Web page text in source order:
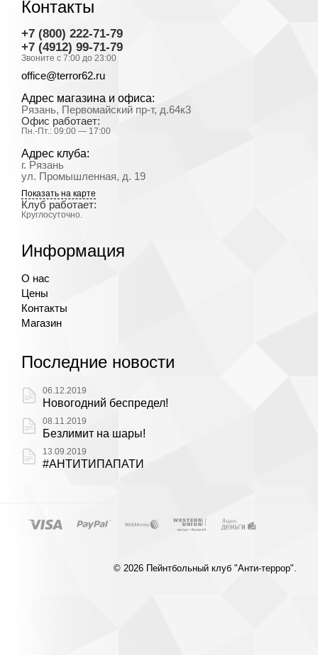
Контакты
+7 (800) 222-71-79
+7 (4912) 99-71-79
Звоните с 7:00 до 23:00
office@terror62.ru
Адрес магазина и офиса:
Рязань, Первомайский пр-т, д.64к3
Офис работает:
Пн.-Пт.: 09:00 — 17:00
Адрес клуба:
г. Рязань
ул. Промышленная, д. 19
Показать на карте
Клуб работает:
Круглосуточно.
Информация
О нас
Цены
Контакты
Магазин
Последние новости
06.12.2019
Новогодний беспредел!
08.11.2019
Безлимит на шары!
13.09.2019
#АНТИТИПАПАТИ
© 2026 Пейнтбольный клуб "Анти-террор".